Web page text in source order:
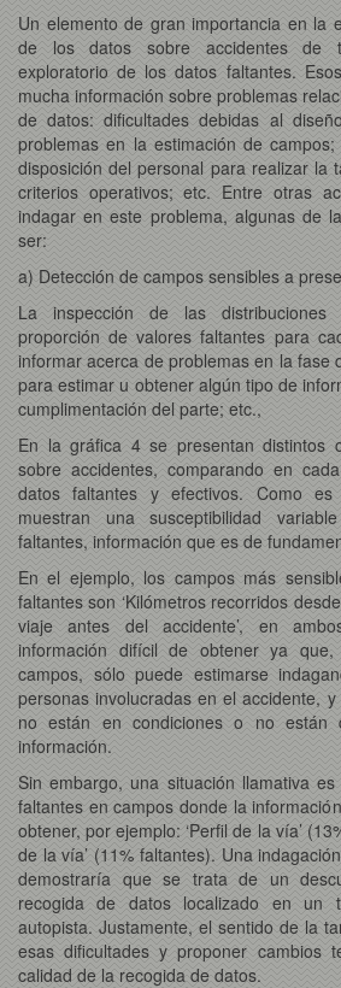
Un elemento de gran importancia en la
de los datos sobre accidentes de
exploratorio de los datos faltantes.
mucha información sobre problemas
de datos: dificultades debidas al
problemas en la estimación de
disposición del personal para realizar la
criterios operativos; etc. Entre otras
indagar en este problema, algunas de
ser:
a) Detección de campos sensibles a
La inspección de las distribuciones
proporción de valores faltantes para
informar acerca de problemas en la fase
para estimar u obtener algún tipo de
cumplimentación del parte; etc.,
En la gráfica 4 se presentan distintos
sobre accidentes, comparando en
datos faltantes y efectivos. Como es
muestran una susceptibilidad
faltantes, información que es de
En el ejemplo, los campos más
faltantes son ‘Kilómetros recorridos
viaje antes del accidente’, en
información difícil de obtener ya
campos, sólo puede estimarse
personas involucradas en el accidente,
no están en condiciones o no están
información.
Sin embargo, una situación llamativa
faltantes en campos donde la
obtener, por ejemplo: ‘Perfil de la vía’
de la vía’ (11% faltantes). Una
demostraría que se trata de un
recogida de datos localizado en un
autopista. Justamente, el sentido de la
esas dificultades y proponer cambios
calidad de la recogida de datos.